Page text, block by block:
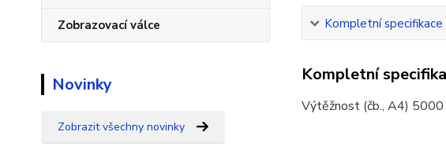
Zobrazovací válce
Novinky
Zobrazit všechny novinky
Kompletní specifikace
Kompletní
Výtěžnost (čb., A4) 5000